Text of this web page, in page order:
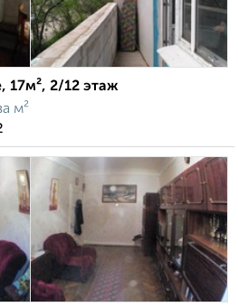
17м², 2/12 этаж
м²